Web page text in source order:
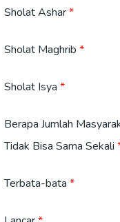
Sholat Ashar
Sholat Maghrib
Sholat Isya
Berapa Jumlah
Tidak Bisa Sama Sekali
Terbata-bata